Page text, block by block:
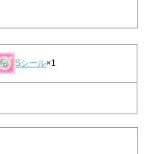
Sシール×1